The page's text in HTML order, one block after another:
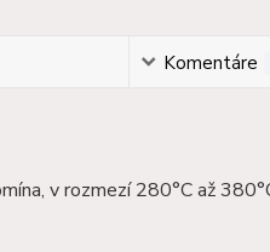
Komentáre
v rozmezí 280°C až